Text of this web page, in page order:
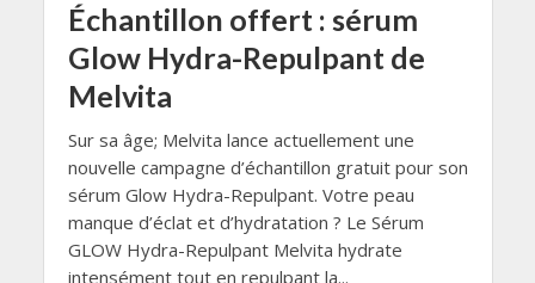
Échantillon offert : sérum
Glow Hydra-Repulpant de
Melvita
Sur sa âge; Melvita lance actuellement une
nouvelle campagne d’échantillon gratuit pour son
sérum Glow Hydra-Repulpant. Votre peau
manque d’éclat et d’hydratation ? Le Sérum
GLOW Hydra-Repulpant Melvita hydrate
intensément tout en repulpant la...